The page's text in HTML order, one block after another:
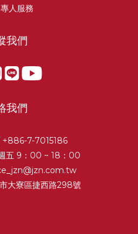
人服務
我們
我們
+886-7-7015186
五 9：00 ~ 18：00
大寮區捷西路298號